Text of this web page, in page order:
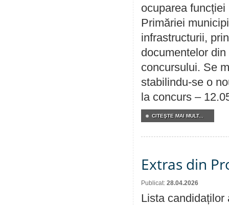
ocuparea
Primăriei
infrastructurii,
documentelor
concursului. Se
stabilindu-se o
la concurs –
CITEŞTE MAI MULT...
Extras din
Publicat: 28.04.2026
Lista candidaților